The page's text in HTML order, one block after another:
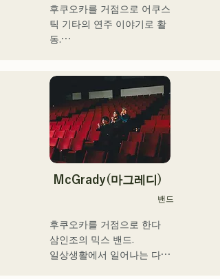
슨 등. Youtube에는 취주악
용 해설 동영상을 업.
최근에는 동영상 제작 편집·
고 있다.
그 음악성은 다 장르에 그리
고 클래식·락·팝스·J-Pop·라
틴·재즈·고스펠·R&B·퓨전·서
울·펑크·취주악·연가·민족 음
악 등, 다양한 스타일의 음악
을 연주한다.
이들의 스타일이나 곡에 맞
후쿠오카를 거점으로 어쿠스
틱 기타의 연주 이야기로 활
동.
가스펠을 만져 자란다.
중학교 2학년 여름방학에 기
타를 연주하기 시작하면서
동시에 작사 작곡도 하게 됐
다.
17세에 공민관이나 카페 등
에서의 음악 활동을 개시, 현
브 하우스 등에도 활동의 장
을 펼치고 있다.
누구에게나 있는 마음의 움
직임을 가사에 실어주는 강
McGrady(마그레디)
밴드
후쿠오카를 거점으로 한다
삼인조의 믹스 밴드.
일상생활에서 일어나는 다양